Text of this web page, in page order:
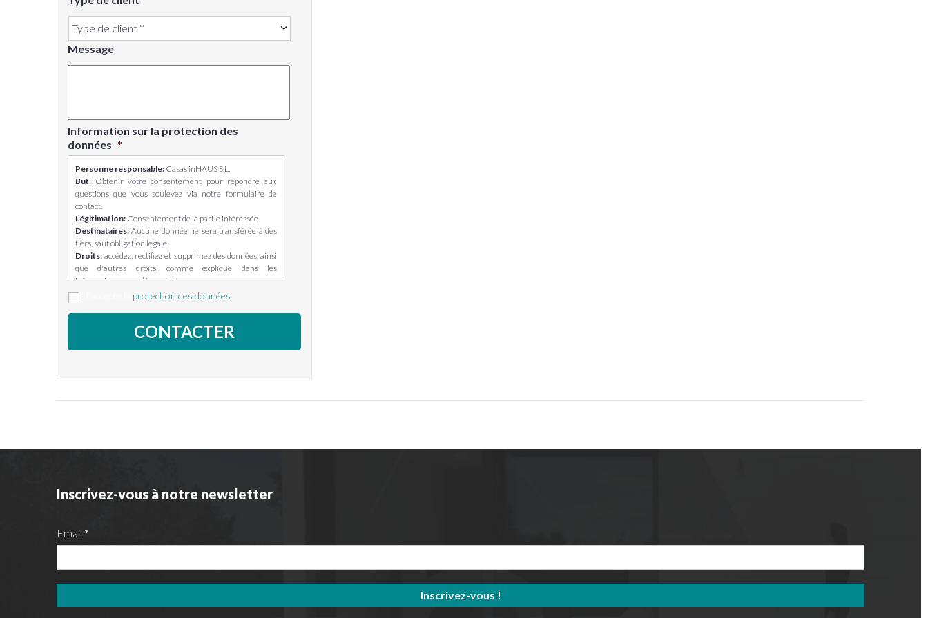
Message
Information sur la protection des
données *
Personne responsable: Casas inHAUS S.L.
But: Obtenir votre consentement pour répondre aux
questions que vous soulevez via notre formulaire de
contact.
Légitimation: Consentement de la partie intéressée.
Destinataires: Aucune donnée ne sera transférée à des
tiers, sauf obligation légale.
Droits: accédez, rectifiez et supprimez des données, ainsi
que d'autres droits, comme expliqué dans les
informations complémentaires.
Informations complémentaires:Vous pouvez consulter
des informations plus détaillées sur la protection des
https://casasinhaus.com/ley-de-proteccion-de-datos/
protection des données
Inscrivez-vous à notre newsletter
Email *